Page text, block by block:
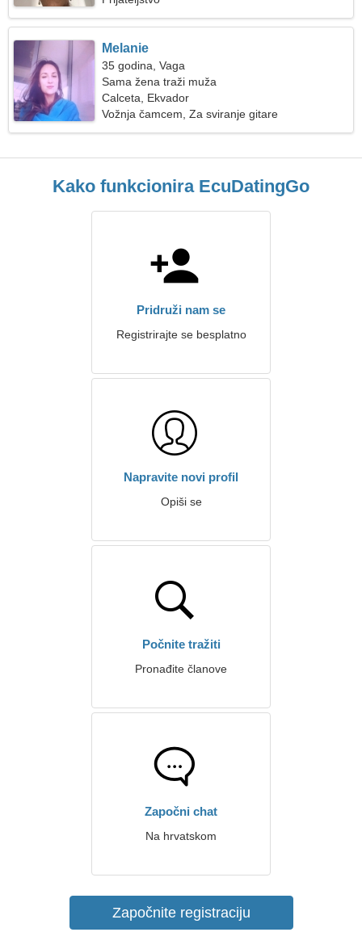
Melanie
35 godina, Vaga
Sama žena traži muža
Calceta, Ekvador
Vožnja čamcem, Za sviranje gitare
Kako funkcionira EcuDatingGo
Pridruži nam se
Registrirajte se besplatno
Napravite novi profil
Opiši se
Počnite tražiti
Pronađite članove
Započni chat
Na hrvatskom
Započnite registraciju